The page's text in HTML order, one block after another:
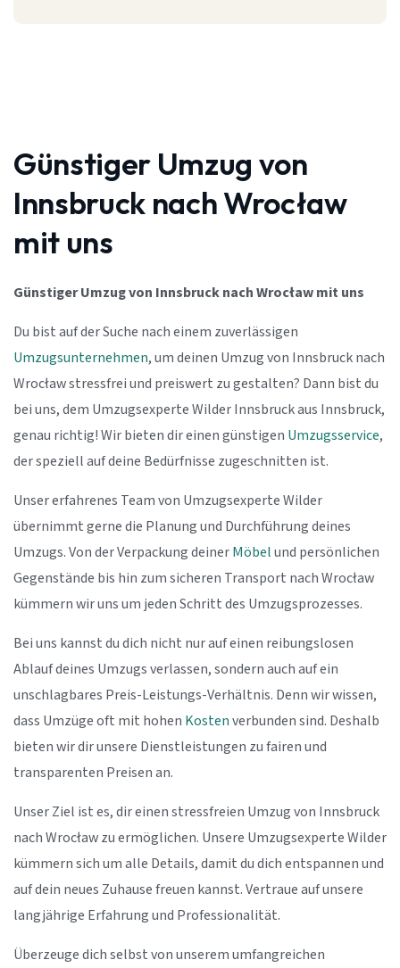
Günstiger Umzug von
Innsbruck nach Wrocław
mit uns
Günstiger Umzug von Innsbruck nach Wrocław mit uns
Du bist auf der Suche nach einem zuverlässigen
Umzugsunternehmen, um deinen Umzug von Innsbruck nach
Wrocław stressfrei und preiswert zu gestalten? Dann bist du
bei uns, dem Umzugsexperte Wilder Innsbruck aus Innsbruck,
genau richtig! Wir bieten dir einen günstigen Umzugsservice,
der speziell auf deine Bedürfnisse zugeschnitten ist.
Unser erfahrenes Team von Umzugsexperte Wilder
übernimmt gerne die Planung und Durchführung deines
Umzugs. Von der Verpackung deinerMöbelund persönlichen
Gegenstände bis hin zum sicheren Transport nach Wrocław
kümmern wir uns um jeden Schritt des Umzugsprozesses.
Bei uns kannst du dich nicht nur auf einen reibungslosen
Ablauf deines Umzugs verlassen, sondern auch auf ein
unschlagbares Preis-Leistungs-Verhältnis. Denn wir wissen,
dass Umzüge oft mit hohen Kostenverbunden sind. Deshalb
bieten wir dir unsere Dienstleistungen zu fairen und
transparenten Preisen an.
Unser Ziel ist es, dir einen stressfreien Umzug von Innsbruck
nach Wrocław zu ermöglichen. Unsere Umzugsexperte Wilder
kümmern sich um alle Details, damit du dich entspannen und
auf dein neues Zuhause freuen kannst. Vertraue auf unsere
langjährige Erfahrung und Professionalität.
Überzeuge dich selbst von unserem umfangreichen